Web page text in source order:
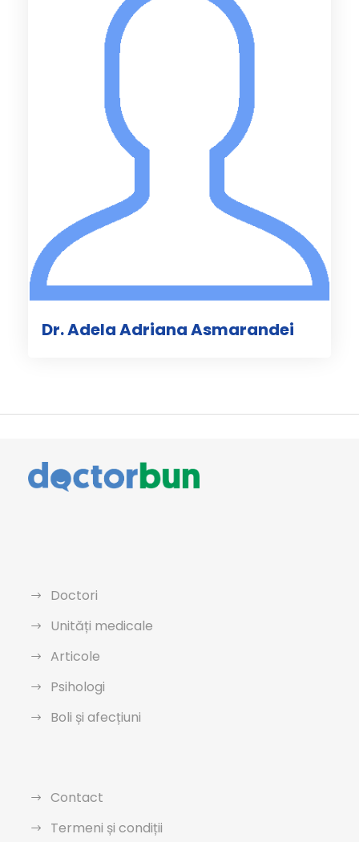
Dr. Adela Adriana Asmarandei
Doctori
Unități medicale
Articole
Psihologi
Boli și afecțiuni
Contact
Termeni și condiții